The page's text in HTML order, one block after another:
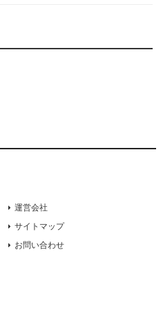
運営会社
サイトマップ
お問い合わせ